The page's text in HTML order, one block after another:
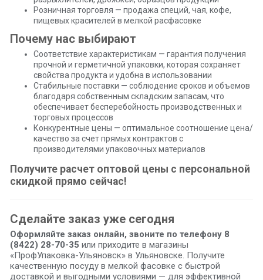
Розничная торговля — продажа специй, чая, кофе,
пищевых красителей в мелкой расфасовке
Почему нас выбирают
Соответствие характеристикам — гарантия получения
прочной и герметичной упаковки, которая сохраняет
свойства продукта и удобна в использовании
Стабильные поставки — соблюдение сроков и объемов
благодаря собственным складским запасам, что
обеспечивает бесперебойность производственных и
торговых процессов
Конкурентные цены — оптимальное соотношение цена/
качество за счет прямых контрактов с
производителями упаковочных материалов
Получите расчет оптовой цены с персональной
скидкой прямо сейчас!
Сделайте заказ уже сегодня
Оформляйте заказ онлайн, звоните по телефону 8
(8422) 28-70-35 или приходите в магазины
«ПрофУпаковка-Ульяновск» в Ульяновске. Получите
качественную посуду в мелкой фасовке с быстрой
доставкой и выгодными условиями — для эффективной